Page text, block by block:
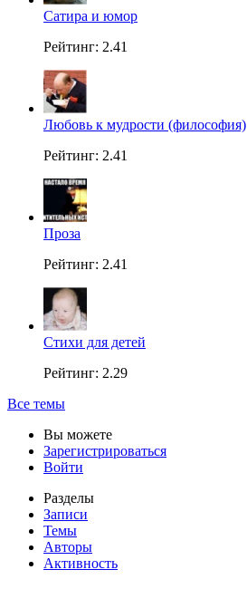
Сатира и юмор
Рейтинг: 2.41
Любовь к мудрости (философия)
Рейтинг: 2.41
Проза
Рейтинг: 2.41
Стихи для детей
Рейтинг: 2.29
Все темы
Вы можете
Зарегистрироваться
Войти
Разделы
Записи
Темы
Авторы
Активность